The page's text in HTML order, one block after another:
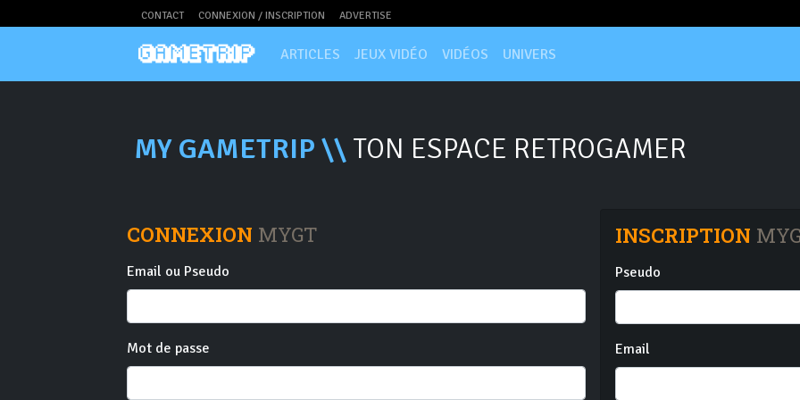
CONTACT CONNEXION / INSCRIPTION ADVERTISE
ARTICLES JEUX VIDÉO VIDÉOS UNIVERS
MY GAMETRIP \\ TON ESPACE RETROGAMER
CONNEXION MYGT
Email ou Pseudo
Mot de passe
INSCRIPTION
Pseudo
Email